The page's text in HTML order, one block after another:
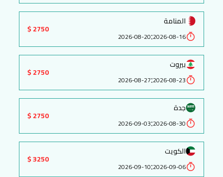
المنامة
2026-08-16
:
2026-08-20
2750 $
بيروت
2026-08-23
:
2026-08-27
2750 $
جدة
2026-08-30
:
2026-09-03
2750 $
الكويت
2026-09-06
:
2026-09-10
3250 $